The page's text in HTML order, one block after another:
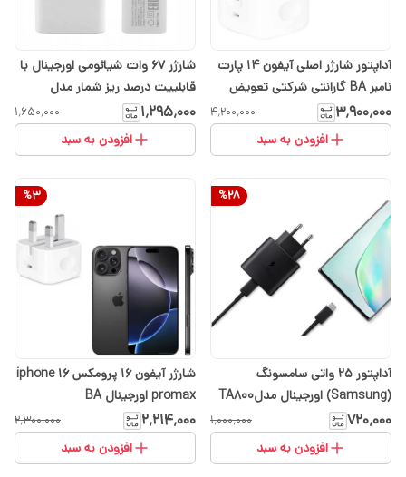
آداپتور شارژر اصلی آیفون 14 پارت
نامبر BA گارانتی شرکتی تعویض
ارسال رایگان با انتخاب( گزینه
تیپاکس )
۳٬۹۰۰٬۰۰۰ ۴٬۲۰۰٬۰۰۰
افزودن به سبد
شارژر 67 وات شیائومی اورجینال با
قابلییت درصد ریز شمار مدل
MDY-12EH
۱٬۲۹۵٬۰۰۰ ۱٬۶۵۰٬۰۰۰
افزودن به سبد
%28
آداپتور 25 واتی سامسونگ
(Samsung) اورجینال مدلTA800
۷۲۰٬۰۰۰ ۱٬۰۰۰٬۰۰۰
افزودن به سبد
%3
شارژر آیفون 16 پرومکس iphone 16
promax اورجینال BA
۲٬۲۱۴٬۰۰۰ ۲٬۳۰۰٬۰۰۰
افزودن به سبد